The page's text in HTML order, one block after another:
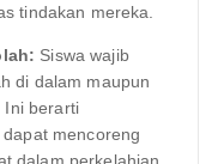
tindakan mereka.
Siswa wajib
di dalam maupun
Ini berarti
mencoreng
dalam perkelahian,